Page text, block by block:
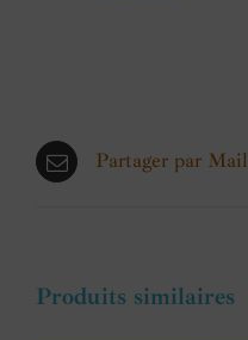
Partager par Mail
Produits similaires